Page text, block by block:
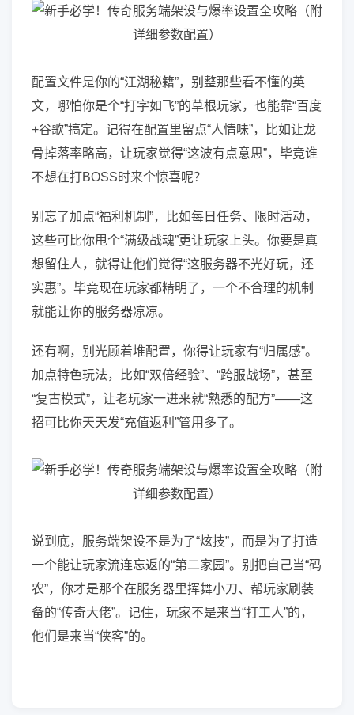
配置文件是你的“江湖秘籍”，别整那些看不懂的英
文，哪怕你是个“打字如飞”的草根玩家，也能靠“百度
+谷歌”搞定。记得在配置里留点“人情味”，比如让龙
骨掉落率略高，让玩家觉得“这波有点意思”，毕竟谁
不想在打BOSS时来个惊喜呢？
别忘了加点“福利机制”，比如每日任务、限时活动，
这些可比你甩个“满级战魂”更让玩家上头。你要是真
想留住人，就得让他们觉得“这服务器不光好玩，还
实惠”。毕竟现在玩家都精明了，一个不合理的机制
就能让你的服务器凉凉。
还有啊，别光顾着堆配置，你得让玩家有“归属感”。
加点特色玩法，比如“双倍经验”、“跨服战场”，甚至
“复古模式”，让老玩家一进来就“熟悉的配方”——这
招可比你天天发“充值返利”管用多了。
说到底，服务端架设不是为了“炫技”，而是为了打造
一个能让玩家流连忘返的“第二家园”。别把自己当“码
农”，你才是那个在服务器里挥舞小刀、帮玩家刷装
备的“传奇大佬”。记住，玩家不是来当“打工人”的，
他们是来当“侠客”的。